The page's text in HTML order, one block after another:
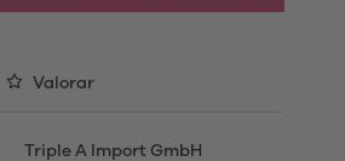
Valorar
Triple A Import GmbH